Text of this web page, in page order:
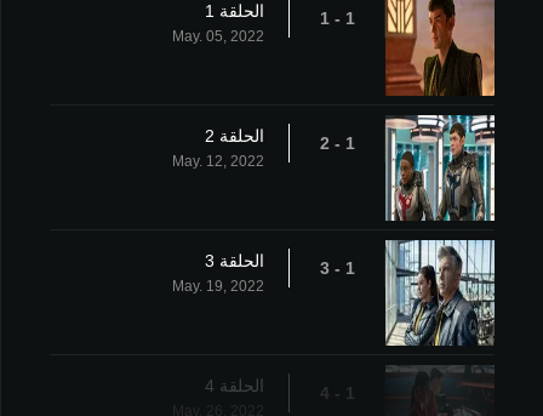
1 - 1 الحلقة 1
May. 05, 2022
1 - 2 الحلقة 2
May. 12, 2022
1 - 3 الحلقة 3
May. 19, 2022
1 - 4 الحلقة 4